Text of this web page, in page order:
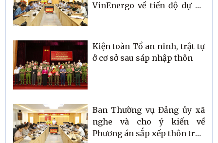
VinEnergo về tiến độ dự án
Kiện toàn Tổ an ninh, trật tự
ở cơ sở sau sáp nhập thôn
Ban Thường vụ Đảng ủy xã
nghe và cho ý kiến về
Phương án sắp xếp thôn trên